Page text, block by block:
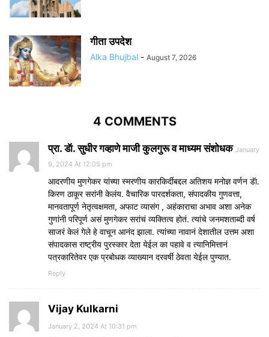
गीता उपदेश
Alka Bhujbal - August 7, 2026
4 COMMENTS
प्रा. डॅा. सुधीर गव्हाणे माजी कुलगुरू व माध्यम संशोधक January
9, 2024 At 12:05 pm
आदरणीय मुणगेकर यांच्या स्मरणीय कारकिर्दीबद्दल अतिशय मनोज्ञ वर्णन डॅा.
किरण ठाकूर सरांनी केलंय. वैचारिक पारदर्शकता, संपादकीय गुणवत्ता,
मानवतापूर्ण नेतृत्वक्षमता, अफाट व्यासंग , अहंकाराचा अभाव अशा अनेक
गुणांनी परिपूर्ण असं मुणगेकर सरांचं व्यक्तित्व होतं. त्यांचे जनमशताब्दी वर्ष
साजरं केलं गेले हे वाचून आनंद झाला. त्यांच्या नावानं देशातील उत्तम अशा
संपादकास राष्ट्रीय पुरस्कार देता येईल का पहावे व त्यानिमित्तानं
पत्रकारितेवर एक प्रबोधक व्याख्यान दरवर्षी ठेवता येईल पुण्यात.
Reply
Vijay Kulkarni
January 2, 2024 At 10:31 pm